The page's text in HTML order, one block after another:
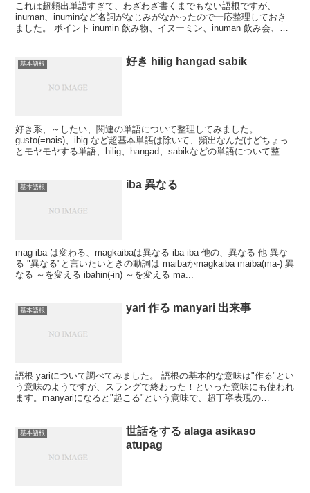
これは超頻出単語すぎて、わざわざ書くまでもない語根ですが、
inuman、inuminなど名詞がなじみがなかったので一応整理しておき
ました。 ポイント inumin 飲み物、イヌーミン、inuman 飲み会、イ
基本語根 好き hilig hangad sabik
好き系、～したい、関連の単語について整理してみました。
gusto(=nais)、ibig など超基本単語は除いて、頻出なんだけどちょっ
とモヤモヤする単語、hilig、hangad、sabikなどの単語について整理
基本語根 iba 異なる
mag-iba は変わる、magkaibaは異なる iba iba 他の、異なる 他 異な
る "異なる"と言いたいときの動詞は maibaかmagkaiba maiba(ma-) 異
なる ～を変える ibahin(-in) ～を変える ma...
基本語根 yari 作る manyari 出来事
語根 yariについて調べてみました。 語根の基本的な意味は"作る"とい
う意味のようですが、スラングで終わった！といった意味にも使われ
ます。manyariになると"起こる"という意味で、超丁寧表現の
基本語根
世話をする alaga asikaso
atupag